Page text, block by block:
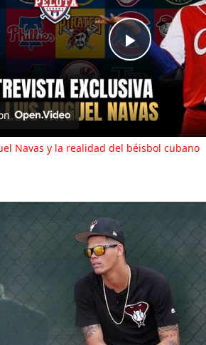
Play
Video
Navas y la realidad del béisbol cubano